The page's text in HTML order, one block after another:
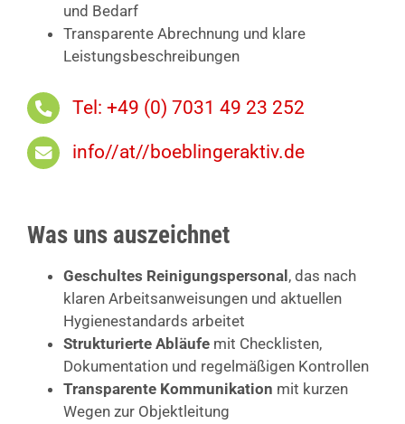
und Bedarf
Transparente Abrechnung und klare
Leistungsbeschreibungen
Tel: +49 (0) 7031 49 23 252
info//at//boeblingeraktiv.de
Was uns auszeichnet
Geschultes Reinigungspersonal , das nach
klaren Arbeitsanweisungen und aktuellen
Hygienestandards arbeitet
Strukturierte Abläufemit Checklisten,
Dokumentation und regelmäßigen Kontrollen
Transparente Kommunikation mit kurzen
Wegen zur Objektleitung